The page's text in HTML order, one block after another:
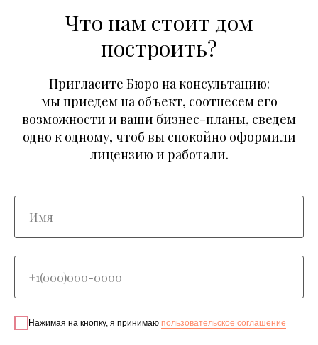
Что нам стоит дом
построить?
Пригласите Бюро на консультацию:
мы приедем на объект, соотнесем его
возможности и ваши бизнес-планы, сведем
одно к одному, чтоб вы спокойно оформили
лицензию и работали.
Нажимая на кнопку, я принимаю пользовательское соглашение